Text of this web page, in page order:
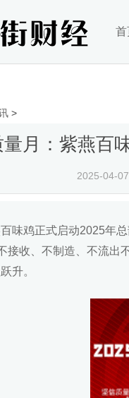
首
>
月：紫燕百
2025-04-
味鸡正式启动2025年
接收、不制造、不流
升。